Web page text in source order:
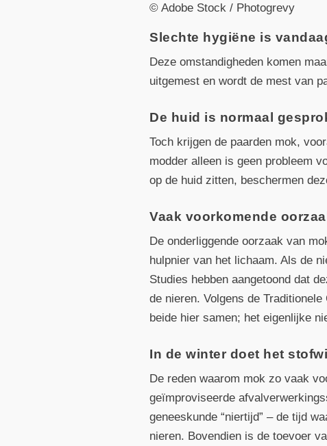
© Adobe Stock / Photogrevy
Slechte hygiëne is
Deze omstandigheden komen
uitgemest en wordt de mest van
De huid is normaal
Toch krijgen de paarden mok,
modder alleen is geen probleem
op de huid zitten, beschermen
Vaak voorkomende
De onderliggende oorzaak van
hulpnier van het lichaam. Als de
Studies hebben aangetoond dat
de nieren. Volgens de
beide hier samen; het eigenlijke
In de winter doet het
De reden waarom mok zo vaak
geïmproviseerde
geneeskunde “niertijd” – de tijd
nieren. Bovendien is de toevoer